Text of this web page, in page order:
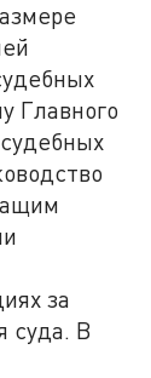
Главного
за
суда. В